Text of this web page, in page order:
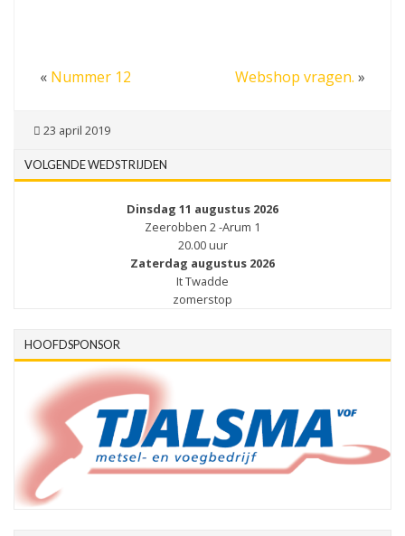
« Nummer 12 Webshop vragen. »
23 april 2019
VOLGENDE WEDSTRIJDEN
Dinsdag 11 augustus 2026
Zeerobben 2 -Arum 1
20.00 uur
Zaterdag augustus 2026
It Twadde
zomerstop
HOOFDSPONSOR